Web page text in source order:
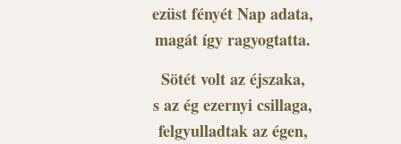
ezüst fényét Nap adata,
magát így ragyogtatta.
Sötét volt az éjszaka,
s az ég ezernyi csillaga,
felgyulladtak az égen,